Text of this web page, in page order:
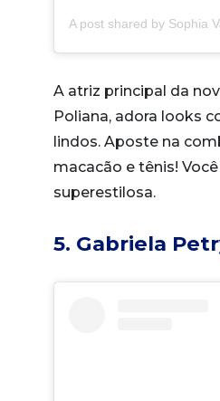
A post shared by Sophia
A atriz principal da
Poliana, adora looks
lindos. Aposte na
macacão e tênis!
superestilosa.
5. Gabriela